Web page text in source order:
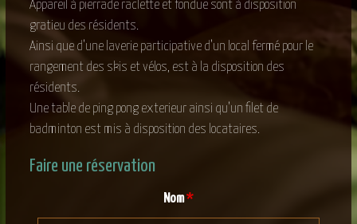
Appareil à pierrade raclette et fondue sont à disposition
gratieu des résidents.
Ainsi que d’une laverie participative d’un local fermé pour le
rangement des skis et vélos, est à la disposition des
résidents.
Une table de ping pong exterieur ainsi qu’un filet de
badminton est mis à disposition des locataires.
Faire une réservation
Nom*